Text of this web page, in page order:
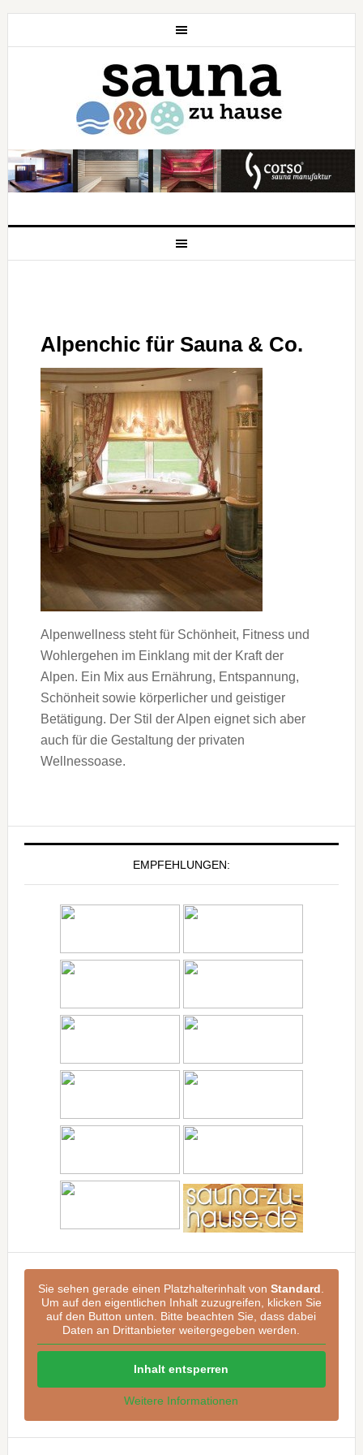
Alpenchic für Sauna & Co.
Alpenwellness steht für Schönheit, Fitness und
Wohlergehen im Einklang mit der Kraft der
Alpen. Ein Mix aus Ernährung, Entspannung,
Schönheit sowie körperlicher und geistiger
Betätigung. Der Stil der Alpen eignet sich aber
auch für die Gestaltung der privaten
Wellnessoase.
EMPFEHLUNGEN:
Sie sehen gerade einen Platzhalterinhalt vonStandard
Um auf den eigentlichen Inhalt zuzugreifen, klicken Sie
auf den Button unten. Bitte beachten Sie, dass dabei
Daten an Drittanbieter weitergegeben werden.
Inhalt entsperren
Weitere Informationen